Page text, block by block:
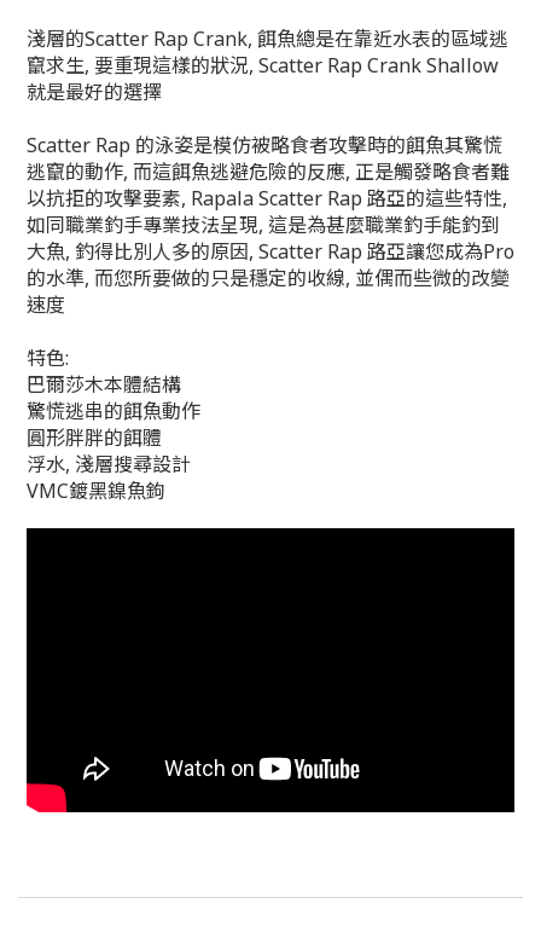
淺層的Scatter Rap Crank, 餌魚總是在靠近水表的區域逃
竄求生, 要重現這樣的狀況, Scatter Rap Crank Shallow
就是最好的選擇
Scatter Rap 的泳姿是模仿被略食者攻擊時的餌魚其驚慌
逃竄的動作, 而這餌魚逃避危險的反應, 正是觸發略食者難
以抗拒的攻擊要素, Rapala Scatter Rap 路亞的這些特性,
如同職業釣手專業技法呈現, 這是為甚麼職業釣手能釣到
大魚, 釣得比別人多的原因, Scatter Rap 路亞讓您成為Pro
的水準, 而您所要做的只是穩定的收線, 並偶而些微的改變
速度
特色:
巴爾莎木本體結構
驚慌逃串的餌魚動作
圓形胖胖的餌體
浮水, 淺層搜尋設計
VMC鍍黑鎳魚鉤